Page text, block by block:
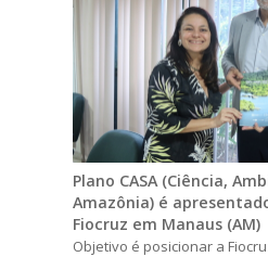
Plano CASA (Ciência,
Amazônia) é
Fiocruz em Manaus (AM)
Objetivo é posicionar a